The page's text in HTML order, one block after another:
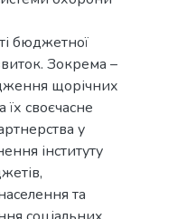
бюджетної
Зокрема –
щорічних
своєчасне
у
інституту
та